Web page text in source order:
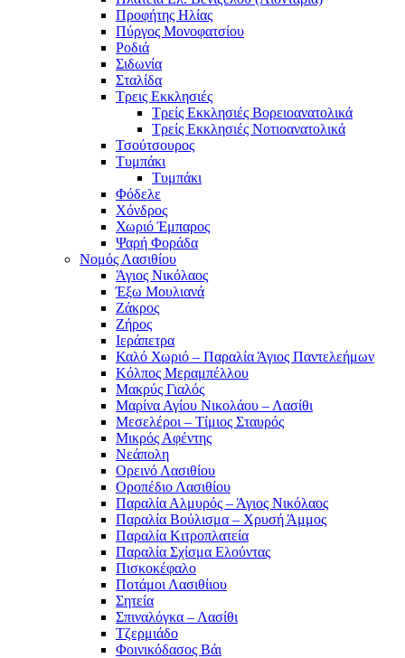
Προφήτης Ηλίας
Πύργος Μονοφατσίου
Ροδιά
Σιδωνία
Σταλίδα
Τρεις Εκκλησιές
Τρείς Εκκλησιές Βορειοανατολικά
Τρείς Εκκλησιές Νοτιοανατολικά
Τσούτσουρος
Τυμπάκι
Τυμπάκι
Φόδελε
Χόνδρος
Χωριό Έμπαρος
Ψαρή Φοράδα
Νομός Λασιθίου
Άγιος Νικόλαος
Έξω Μουλιανά
Ζάκρος
Ζήρος
Ιεράπετρα
Καλό Χωριό – Παραλία Άγιος Παντελεήμων
Κόλπος Μεραμπέλλου
Μακρύς Γιαλός
Μαρίνα Αγίου Νικολάου – Λασίθι
Μεσελέροι – Τίμιος Σταυρός
Μικρός Αφέντης
Νεάπολη
Ορεινό Λασιθίου
Οροπέδιο Λασιθίου
Παραλία Αλμυρός – Άγιος Νικόλαος
Παραλία Βούλισμα – Χρυσή Άμμος
Παραλία Κιτροπλατεία
Παραλία Σχίσμα Ελούντας
Πισκοκέφαλο
Ποτάμοι Λασιθίιου
Σητεία
Σπιναλόγκα – Λασίθι
Τζερμιάδο
Φοινικόδασος Βάι